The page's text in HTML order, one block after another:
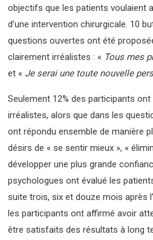
objectifs que les patients voulaient
d’une intervention chirurgicale. 10
questions ouvertes ont été
clairement irréalistes : « Tous mes
et « Je serai une toute nouvelle
Seulement 12% des participants
irréalistes, alors que dans les
ont répondu ensemble de manière
désirs de « se sentir mieux », «
développer une plus grande
psychologues ont évalué les
suite trois, six et douze mois après
les participants ont affirmé avoir
être satisfaits des résultats à long